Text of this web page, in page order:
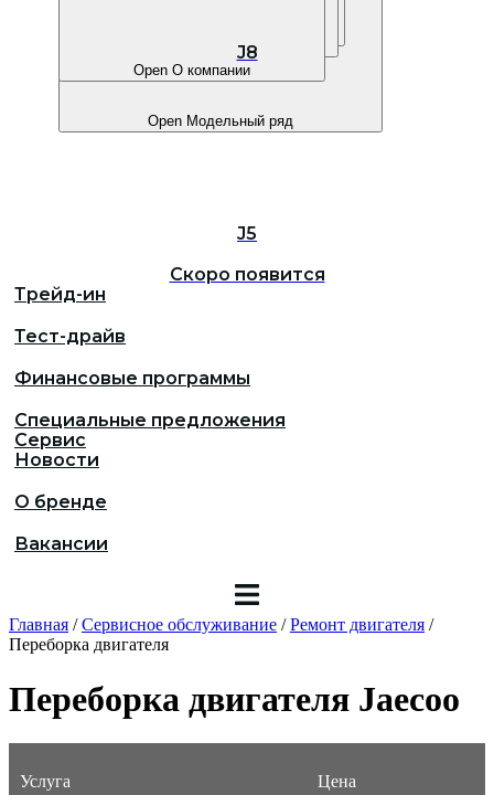
Open Модельный ряд
Open Владельцам
Open О компании
J8
J5
Скоро появится
Трейд-ин
Тест-драйв
Финансовые программы
Специальные предложения
Сервис
Новости
О бренде
Вакансии
Главная /Сервисное обслуживание /Ремонт двигателя /
Переборка двигателя
Переборка двигателя Jaecoo
Услуга Цена